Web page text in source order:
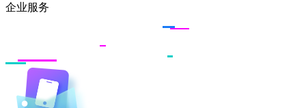
企业服务